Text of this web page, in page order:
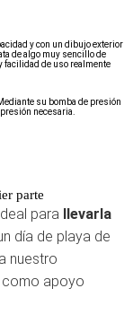
y con un dibujo exterior
de algo muy sencillo de
facilidad de uso realmente
Mediante su bomba de presión
necesaria.
parte
para llevarla
día de playa de
nuestro
como apoyo